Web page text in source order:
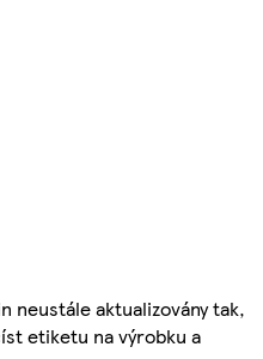
neustále aktualizovány tak,
etiketu na výrobku a